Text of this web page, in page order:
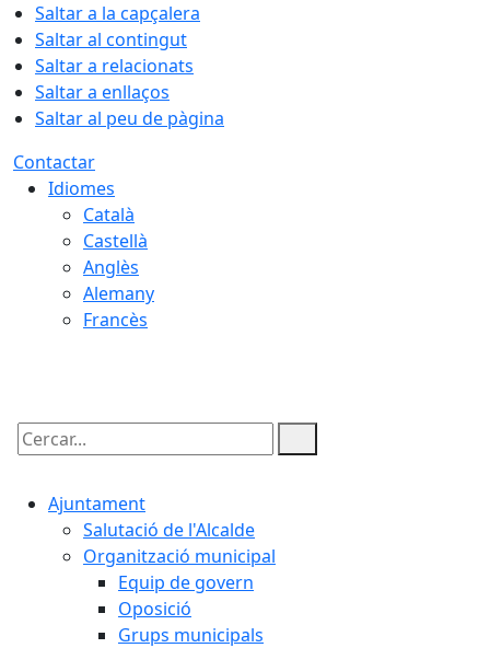
Saltar a la capçalera
Saltar al contingut
Saltar a relacionats
Saltar a enllaços
Saltar al peu de pàgina
Contactar
Idiomes
Català
Castellà
Anglès
Alemany
Francès
Cercar:
Ajuntament
Salutació de l'Alcalde
Organització municipal
Equip de govern
Oposició
Grups municipals